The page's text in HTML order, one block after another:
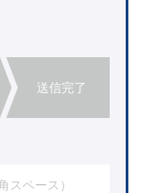
送信完了